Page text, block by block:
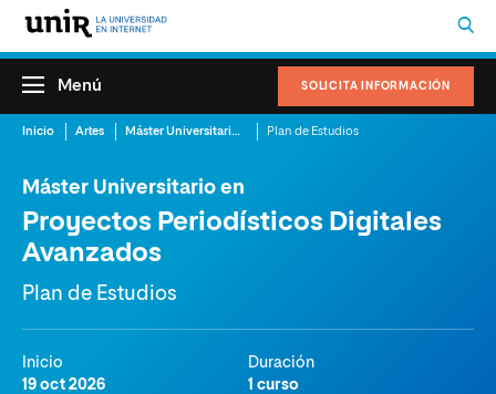
SOLICITA INFORMACIÓN
Menú
Inicio Artes Máster Universitario en Proyectos Periodísticos Digitales Avanzados Plan de Estudios
Máster Universitario en
Proyectos Periodísticos Digitales
Avanzados
Plan de Estudios
Inicio
19 oct 2026
Duración
1 curso